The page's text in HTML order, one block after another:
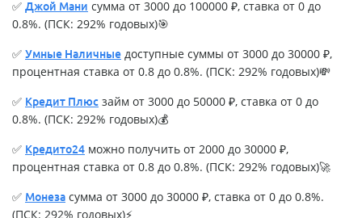
✅ Джой Мани сумма от 3000 до 100000 ₽, ставка от 0 до
0.8%. (ПСК: 292% годовых)🎯
✅ Умные Наличные доступные суммы от 3000 до 30000 ₽,
процентная ставка от 0.8 до 0.8%. (ПСК: 292% годовых)💸
✅ Кредит Плюс займ от 3000 до 50000 ₽, ставка от 0 до
0.8%. (ПСК: 292% годовых)💰
✅ Кредито24 можно получить от 2000 до 30000 ₽,
процентная ставка от 0.8 до 0.8%. (ПСК: 292% годовых)🚀
✅ Монеза сумма от 3000 до 30000 ₽, ставка от 0 до 0.8%.
(ПСК: 292% годовых)⚡